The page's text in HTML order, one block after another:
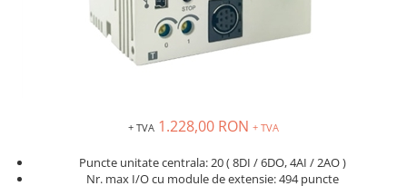
Afisoare digitale
Actionari electrice si de miscare
Convertizoare de frecventa
Rezistente franare
+ TVA 1.228,00 RON + TVA
Puncte unitate centrala: 20 ( 8DI / 6DO, 4AI / 2AO )
Nr. max I/O cu module de extensie: 494 puncte